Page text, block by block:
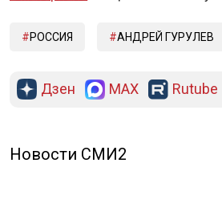
РОССИЯ АНДРЕЙ ГУРУЛЕВ
Дзен MAX Rutube
Новости СМИ2